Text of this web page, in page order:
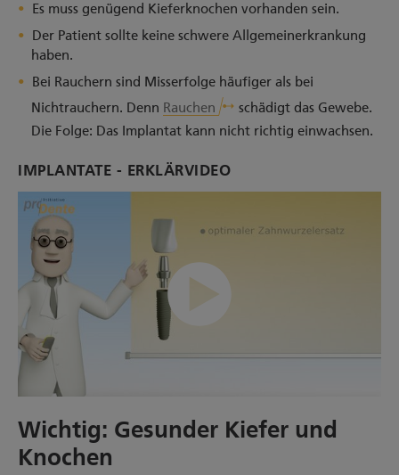
Es muss genügend Kieferknochen vorhanden sein.
Der Patient sollte keine schwere Allgemeinerkrankung
haben.
Bei Rauchern sind Misserfolge häufiger als bei
Nichtrauchern. Denn Rauchen
schädigt das Gewebe.
Die Folge: Das Implantat kann nicht richtig einwachsen.
IMPLANTATE - ERKLÄRVIDEO
00:00/03:48
Wichtig: Gesunder Kiefer und
Knochen